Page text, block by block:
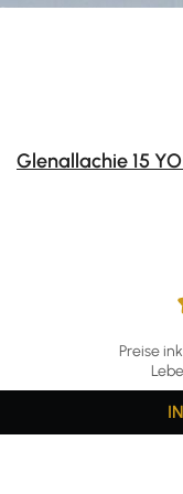
Glenallachie 15
Preise